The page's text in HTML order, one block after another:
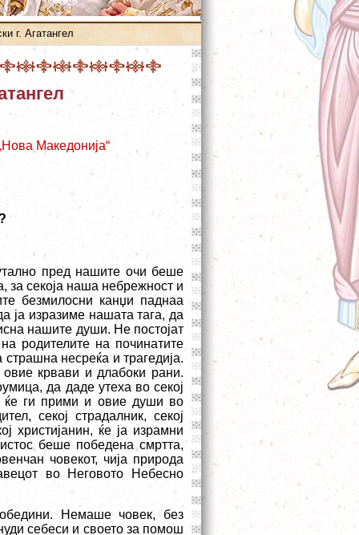
г. Агатангел
Македонија“
пред нашите очи беше
за секоја наша небрежност и
безмилосни канџи паднаа
ја изразиме нашата тага, да
нашите души. Не постојат
родителите на починатите
несреќа и трагедија.
крвави и длабоки рани.
да даде утеха во секој
ќе ги прими и овие души во
секој страдалник, секој
христијанин, ќе ја израмни
беше победена смртта,
човекот, чија природа
во Неговото Небесно
Немаше човек, без
себеси и своето за помош